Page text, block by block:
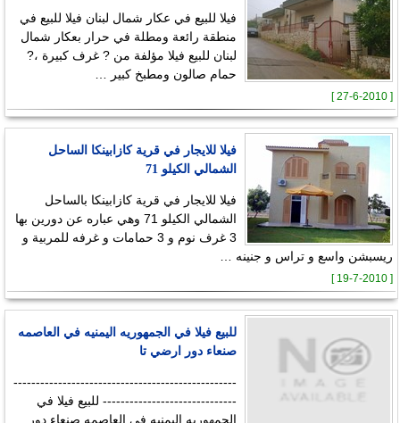
فيلا للبيع في عكار شمال لبنان فيلا للبيع في
منطقة رائعة ومطلة في حرار بعكار شمال
لبنان للبيع فيلا مؤلفة من ? غرف كبيرة ،?
حمام صالون ومطبخ كبير …
[ 27-6-2010 ]
فيلا للايجار في قرية كازابينكا الساحل
الشمالي الكيلو 71
فيلا للايجار في قرية كازابينكا بالساحل
الشمالي الكيلو 71 وهي عباره عن دورين بها
3 غرف نوم و 3 حمامات و غرفه للمربية و
ريسبشن واسع و تراس و جنينه …
[ 19-7-2010 ]
للبيع فيلا في الجمهوريه اليمنيه في العاصمه
صنعاء دور ارضي تا
--------------------------------------------------
------------------------------ للبيع فيلا في
الجمهوريه اليمنيه في العاصمه صنعاء دور